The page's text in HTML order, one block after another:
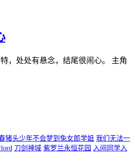
，处处有悬念，结尾很闹心。 主角
猪头少年不会梦到兔女郎学姐 我们无法一
刀剑神域 紫罗兰永恒花园 入间同学入